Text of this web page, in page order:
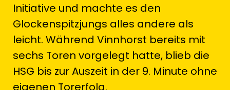
Initiative und machte es den
Glockenspitzjungs alles andere als
leicht. Während Vinnhorst bereits mit
sechs Toren vorgelegt hatte, blieb die
HSG bis zur Auszeit in der 9. Minute ohne
eigenen Torerfolg.